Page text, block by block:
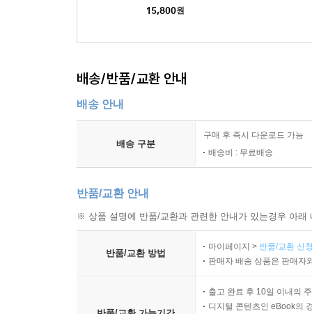
15,800원
배송/반품/교환 안내
배송 안내
배송 구분
구매 후 즉시 다운로드 가능
배송비 : 무료배송
반품/교환 안내
※ 상품 설명에 반품/교환과 관련한 안내가 있는경우 아
반품/교환 방법
마이페이지 > 반품/교환 신
판매자 배송 상품은 판매자
출고 완료 후 10일 이내의
디지털 콘텐츠인 eBook의